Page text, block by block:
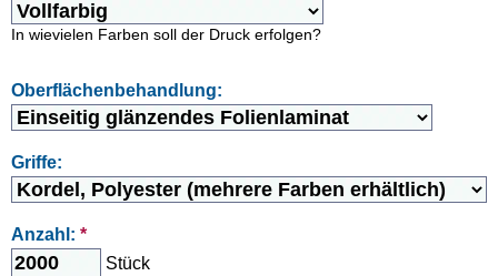
In wievielen Farben soll der Druck erfolgen?
Oberflächenbehandlung:
Griffe:
Anzahl: *
Stück